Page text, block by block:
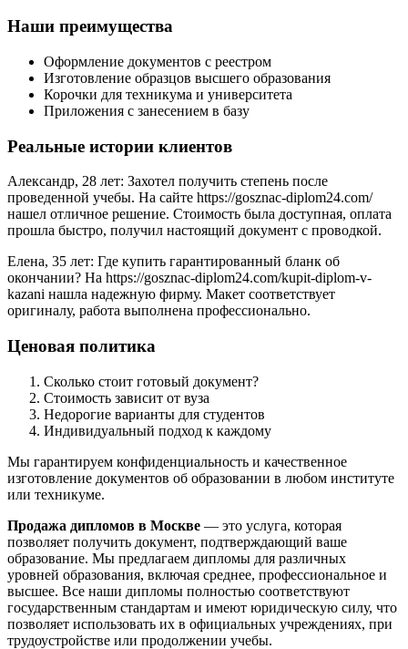
Наши преимущества
Оформление документов с реестром
Изготовление образцов высшего образования
Корочки для техникума и университета
Приложения с занесением в базу
Реальные истории клиентов
Александр, 28 лет: Захотел получить степень после
проведенной учебы. На сайте https://gosznac-diplom24.com/
нашел отличное решение. Стоимость была доступная, оплата
прошла быстро, получил настоящий документ с проводкой.
Елена, 35 лет: Где купить гарантированный бланк об
окончании? На https://gosznac-diplom24.com/kupit-diplom-v-
kazani нашла надежную фирму. Макет соответствует
оригиналу, работа выполнена профессионально.
Ценовая политика
Сколько стоит готовый документ?
Стоимость зависит от вуза
Недорогие варианты для студентов
Индивидуальный подход к каждому
Мы гарантируем конфиденциальность и качественное
изготовление документов об образовании в любом институте
или техникуме.
Продажа дипломов в Москве — это услуга, которая
позволяет получить документ, подтверждающий ваше
образование. Мы предлагаем дипломы для различных
уровней образования, включая среднее, профессиональное и
высшее. Все наши дипломы полностью соответствуют
государственным стандартам и имеют юридическую силу, что
позволяет использовать их в официальных учреждениях, при
трудоустройстве или продолжении учебы.